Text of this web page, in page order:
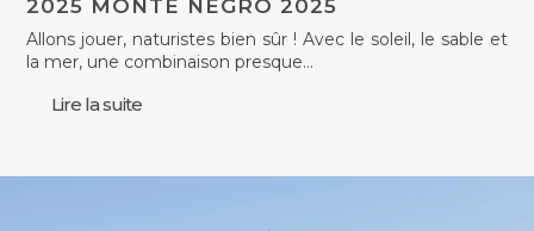
2025 MONTE NEGRO 2025
Allons jouer, naturistes bien sûr ! Avec le soleil, le sable et
la mer, une combinaison presque…
Lire la suite